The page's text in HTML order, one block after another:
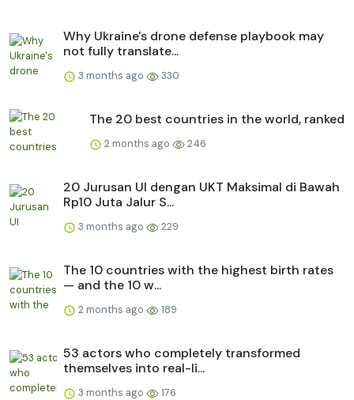
Why Ukraine's drone defense playbook may
not fully translate...
3 months ago 330
The 20 best countries in the world, ranked
2 months ago 246
20 Jurusan UI dengan UKT Maksimal di Bawah
Rp10 Juta Jalur S...
3 months ago 229
The 10 countries with the highest birth rates
— and the 10 w...
2 months ago 189
53 actors who completely transformed
themselves into real-li...
3 months ago 176